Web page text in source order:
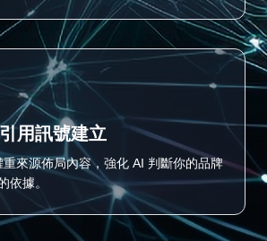
用訊號建立
來源佈局內容，強化 AI 判斷你的品牌
依據。